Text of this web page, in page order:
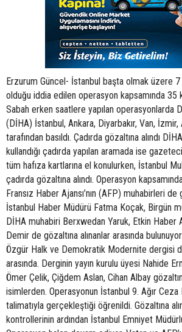
Erzurum Güncel- İstanbul başta olmak üzere 7
olduğu iddia edilen operasyon kapsamında 35
Sabah erken saatlere yapılan operasyonlarda
(DİHA) İstanbul, Ankara, Diyarbakır, Van, İzmir,
tarafından basıldı. Çadırda gözaltına alındı
kullandığı çadırda yapılan aramada ise
tüm hafıza kartlarına el konulurken, İstanbul
çadırda gözaltına alındı. Operasyon
Fransız Haber Ajansı’nın (AFP) muhabirleri de
İstanbul Haber Müdürü Fatma Koçak, Birgün
DİHA muhabiri Berxwedan Yaruk, Etkin Haber
Demir de gözaltına alınanlar arasında
Özgür Halk ve Demokratik Modernite dergisi
arasında. Derginin yayın kurulu üyesi Nahide
Ömer Çelik, Çiğdem Aslan, Cihan Albay
isimlerden. Operasyonun İstanbul 9. Ağır Ceza
talimatıyla gerçekleştiği öğrenildi. Gözaltına
kontrollerinin ardından İstanbul Emniyet